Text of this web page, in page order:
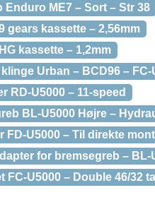
ME7 – Sort – Str 38
gears kassette – 2,56mm
kassette – 1,2mm
Urban – BCD96 – FC-
RD-U5000 – 11-speed
BL-U5000 Højre –
FD-U5000 – Til direkte
for bremsegreb – BL-
U5000 – Double 46/32